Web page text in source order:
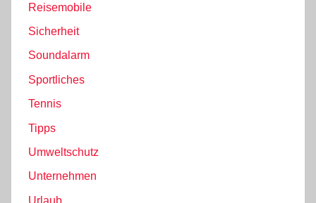
Reisemobile
Sicherheit
Soundalarm
Sportliches
Tennis
Tipps
Umweltschutz
Unternehmen
Urlaub